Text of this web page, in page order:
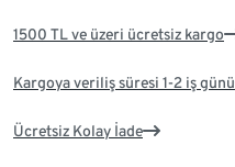
1500 TL ve üzeri ücretsiz kargo
Kargoya veriliş süresi 1-2 iş günü
Ücretsiz Kolay İade